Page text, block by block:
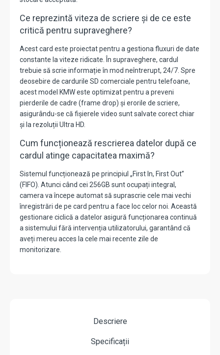
Ce reprezintă viteza de scriere și de ce este
critică pentru supraveghere?
Acest card este proiectat pentru a gestiona fluxuri de date
constante la viteze ridicate. În supraveghere, cardul
trebuie să scrie informație în mod neîntrerupt, 24/7. Spre
deosebire de cardurile SD comerciale pentru telefoane,
acest model KMW este optimizat pentru a preveni
pierderile de cadre (frame drop) și erorile de scriere,
asigurându-se că fișierele video sunt salvate corect chiar
și la rezoluții Ultra HD.
Cum funcționează rescrierea datelor după ce
cardul atinge capacitatea maximă?
Sistemul funcționează pe principiul „First In, First Out”
(FIFO). Atunci când cei 256GB sunt ocupați integral,
camera va începe automat să suprascrie cele mai vechi
înregistrări de pe card pentru a face loc celor noi. Această
gestionare ciclică a datelor asigură funcționarea continuă
a sistemului fără intervenția utilizatorului, garantând că
aveți mereu acces la cele mai recente zile de
monitorizare.
Descriere
Specificații